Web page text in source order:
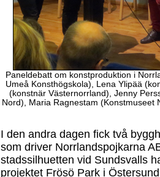
Paneldebatt om konstproduktion i
Umeå Konsthögskola), Lena Ylipää
(konstnär Västernorrland), Jenny
Nord), Maria Ragnestam (Konstmuseet
I den andra dagen fick två
som driver Norrlandspojkarna
stadssilhuetten vid Sundsvalls
projektet Frösö Park i